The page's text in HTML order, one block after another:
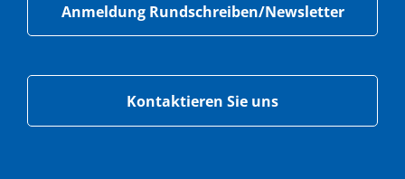
Anmeldung Rundschreiben/Newsletter
Kontaktieren Sie uns